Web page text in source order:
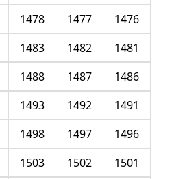
1476
1477
1478
1481
1482
1483
1486
1487
1488
1491
1492
1493
1496
1497
1498
1501
1502
1503